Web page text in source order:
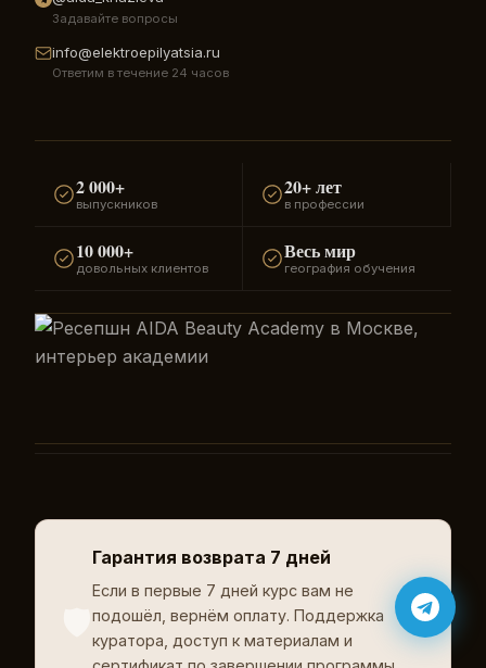
Задавайте вопросы
info@elektroepilyatsia.ru
Ответим в течение 24 часов
2 000+
выпускников
20+ лет
в профессии
10 000+
довольных клиентов
Весь мир
география обучения
Гарантия возврата 7 дней
Если в первые 7 дней курс вам не
подошёл, вернём оплату. Поддержка
куратора, доступ к материалам и